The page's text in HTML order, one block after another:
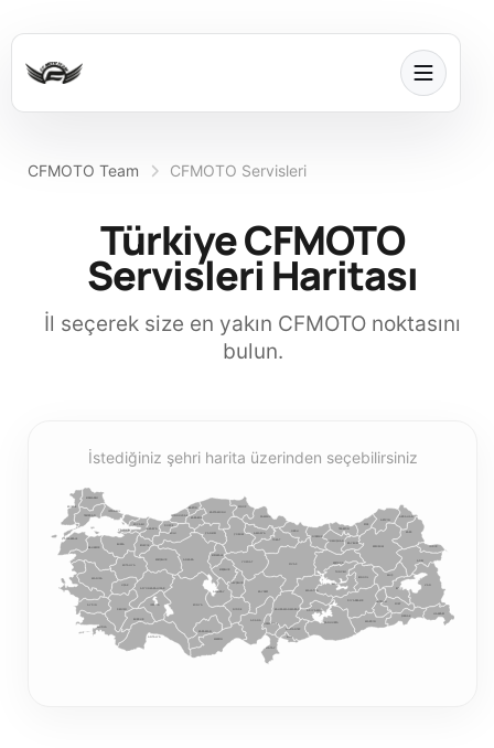
CFMOTO Team CFMOTO Servisleri
Türkiye CFMOTO
Servisleri Haritası
İl seçerek size en yakın CFMOTO noktasını
bulun.
İstediğiniz şehri harita üzerinden seçebilirsiniz
ADIYAMAN
AFYONKARAHISAR
AMASYA
ANTALYA
ARTVIN
BALIKESIR
BILECIK
BINGÖL
BITLIS
BOLU
ÇANAKKALE
DIYARBAKIR
EDIRNE
ELAZIĞ
ERZINCAN
ESKIŞEHIR
GAZIANTEP
GIRESUN
GÜMÜŞHANE
HAKKÂRI
HATAY
ISPARTA
İSTANBUL
İZMIR
KOCAELI
KÜTAHYA
MALATYA
MANISA
MUĞLA
MUŞ
NEVŞEHIR
NIĞDE
RIZE
SAKARYA
SAMSUN
SINOP
SIVAS
TEKIRDAĞ
TUNCELI
ŞANLIURFA
ZONGULDAK
AKSARAY
BATMAN
ARDAHAN
IĞDIR
KARABÜK
KILIS
OSMANIYE
DÜZCE